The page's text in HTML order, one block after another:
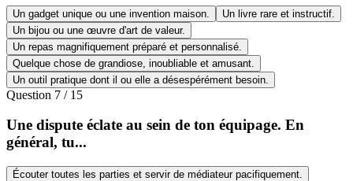
Un gadget unique ou une invention maison.
Un livre rare et instructif.
Un bijou ou une œuvre d'art de valeur.
Un repas magnifiquement préparé et personnalisé.
Quelque chose de grandiose, inoubliable et amusant.
Un outil pratique dont il ou elle a désespérément besoin.
Question 7 / 15
Une dispute éclate au sein de ton équipage. En
général, tu...
Écouter toutes les parties et servir de médiateur pacifiquement.